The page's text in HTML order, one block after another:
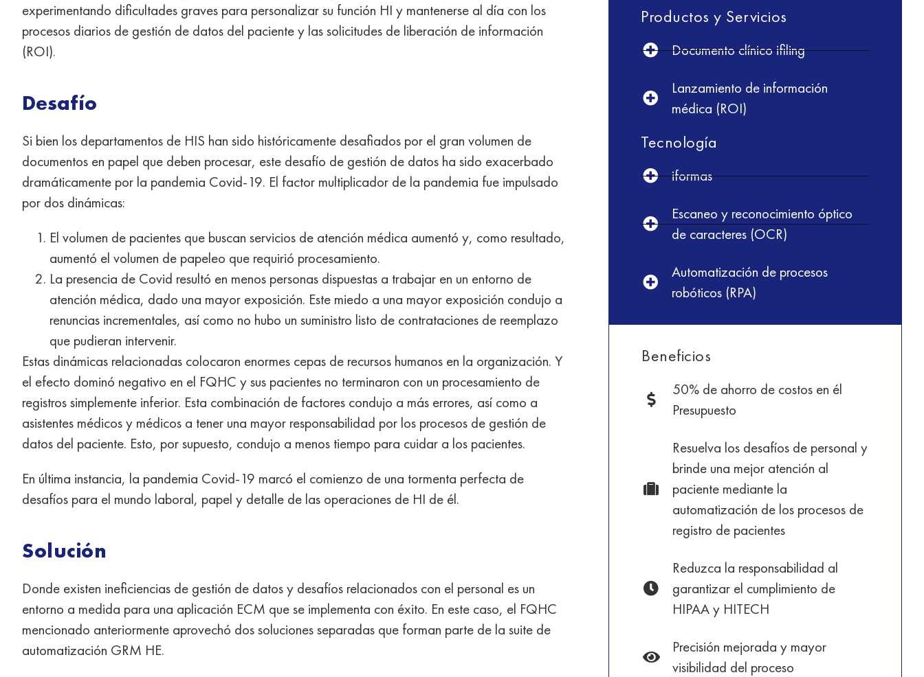
experimentando dificultades graves para personalizar su función HI y mantenerse al día con los
procesos diarios de gestión de datos del paciente y las solicitudes de liberación de información
(ROI).
Desafío
Si bien los departamentos de HIS han sido históricamente desafiados por el gran volumen de
documentos en papel que deben procesar, este desafío de gestión de datos ha sido exacerbado
dramáticamente por la pandemia Covid-19. El factor multiplicador de la pandemia fue impulsado
por dos dinámicas:
El volumen de pacientes que buscan servicios de atención médica aumentó y, como resultado,
aumentó el volumen de papeleo que requirió procesamiento.
La presencia de Covid resultó en menos personas dispuestas a trabajar en un entorno de
atención médica, dado una mayor exposición. Este miedo a una mayor exposición condujo a
renuncias incrementales, así como no hubo un suministro listo de contrataciones de reemplazo
que pudieran intervenir.
Estas dinámicas relacionadas colocaron enormes cepas de recursos humanos en la organización. Y
el efecto dominó negativo en el FQHC y sus pacientes no terminaron con un procesamiento de
registros simplemente inferior. Esta combinación de factores condujo a más errores, así como a
asistentes médicos y médicos a tener una mayor responsabilidad por los procesos de gestión de
datos del paciente. Esto, por supuesto, condujo a menos tiempo para cuidar a los pacientes.
En última instancia, la pandemia Covid-19 marcó el comienzo de una tormenta perfecta de
desafíos para el mundo laboral, papel y detalle de las operaciones de HI de él.
Solución
Donde existen ineficiencias de gestión de datos y desafíos relacionados con el personal es un
entorno a medida para una aplicación ECM que se implementa con éxito. En este caso, el FQHC
mencionado anteriormente aprovechó dos soluciones separadas que forman parte de la suite de
automatización GRM HE.
Productos y Servicios
Documento clínico ifiling
Lanzamiento de información
médica (ROI)
Tecnología
iformas
Escaneo y reconocimiento óptico
de caracteres (OCR)
Automatización de procesos
robóticos (RPA)
Beneficios
50% de ahorro de costos en él
Presupuesto
Resuelva los desafíos de personal y
brinde una mejor atención al
paciente mediante la
automatización de los procesos de
registro de pacientes
Reduzca la responsabilidad al
garantizar el cumplimiento de
HIPAA y HITECH
Precisión mejorada y mayor
visibilidad del proceso